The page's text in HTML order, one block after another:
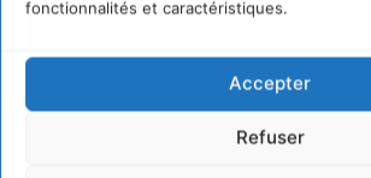
fonctionnalités et caractéristiques.
Accepter
Refuser
L’éco-anxiété informe et l’éco-
7 indicateurs pour des villes
adaptées au changement climatique